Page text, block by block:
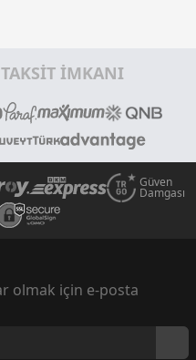
İMKANI
Güven
Damgası
olmak için e-posta